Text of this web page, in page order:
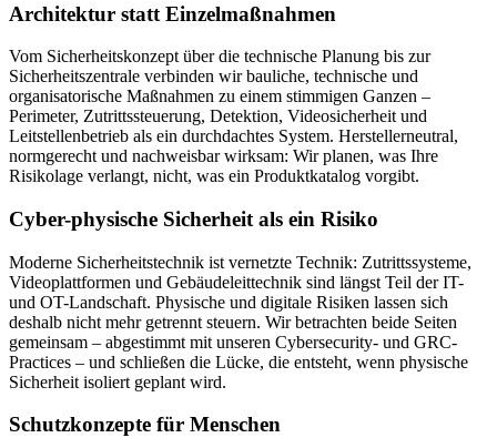
Architektur statt Einzelmaßnahmen
Vom Sicherheitskonzept über die technische Planung bis zur
Sicherheitszentrale verbinden wir bauliche, technische und
organisatorische Maßnahmen zu einem stimmigen Ganzen –
Perimeter, Zutrittssteuerung, Detektion, Videosicherheit und
Leitstellenbetrieb als ein durchdachtes System. Herstellerneutral,
normgerecht und nachweisbar wirksam: Wir planen, was Ihre
Risikolage verlangt, nicht, was ein Produktkatalog vorgibt.
Cyber-physische Sicherheit als ein Risiko
Moderne Sicherheitstechnik ist vernetzte Technik: Zutrittssysteme,
Videoplattformen und Gebäudeleittechnik sind längst Teil der IT-
und OT-Landschaft. Physische und digitale Risiken lassen sich
deshalb nicht mehr getrennt steuern. Wir betrachten beide Seiten
gemeinsam – abgestimmt mit unseren Cybersecurity- und GRC-
Practices – und schließen die Lücke, die entsteht, wenn physische
Sicherheit isoliert geplant wird.
Schutzkonzepte für Menschen